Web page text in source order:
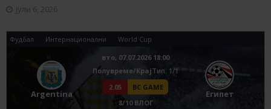
јули 6, 2026
Фудбал Интернационални World Cup
Argentina
вто, 07.07.2026 18:00
Полувреме/КрајTип: 1/1
2.05
BC GAME
8/10 ВЛОГ
Египет